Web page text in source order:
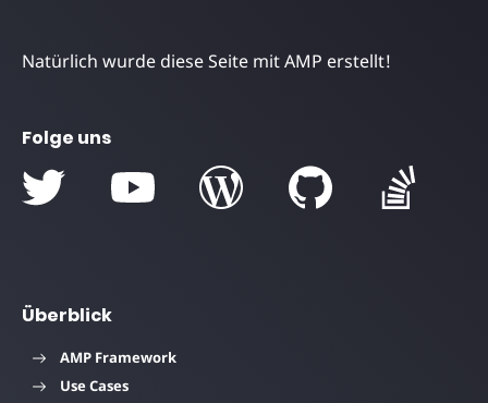
Natürlich wurde diese Seite mit AMP erstellt!
Folge uns
Überblick
AMP Framework
Use Cases